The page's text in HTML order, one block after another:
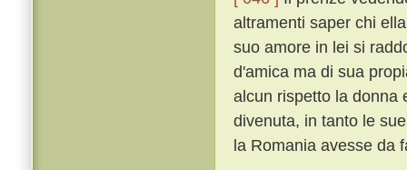
altramenti saper chi
suo amore in lei si
d'amica ma di sua
alcun rispetto la donna
divenuta, in tanto le
la Romania avesse da